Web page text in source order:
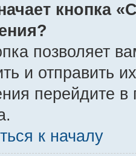
кнопка
позволяет
и отправить
перейдите в
к началу